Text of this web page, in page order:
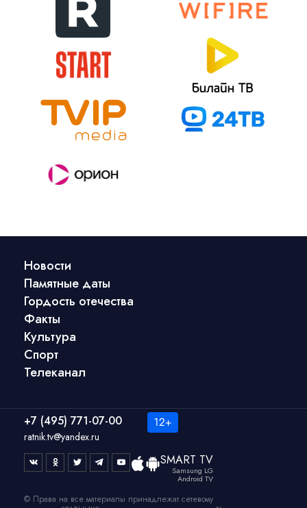
Новости
Памятные даты
Гордость отечества
Факты
Культура
Спорт
Телеканал
+7 (495) 771-07-00
ratnik.tv@yandex.ru
SMART TV
Samsung LG
Android TV
© Права на все материалы принадлежат сетевому